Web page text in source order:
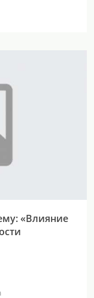
«Влияние